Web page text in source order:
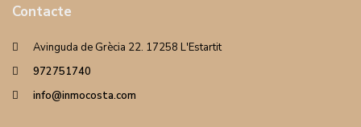
Contacte
Avinguda de Grècia 22. 17258 L'Estartit
972751740
info@inmocosta.com